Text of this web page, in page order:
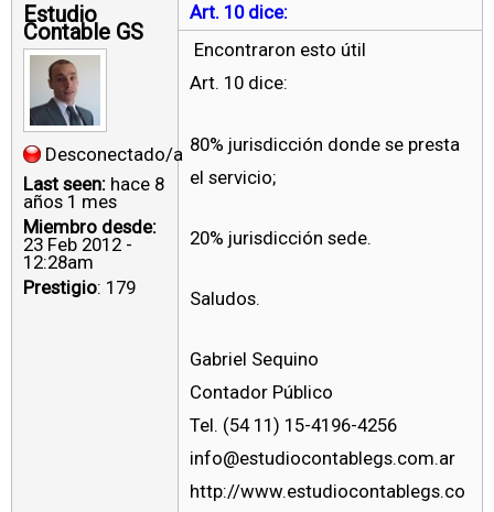
Estudio
Contable GS
Desconectado/a
Last seen: hace 8
años 1 mes
Miembro desde:
23 Feb 2012 -
12:28am
Prestigio: 179
Art. 10 dice:
Encontraron esto útil
Art. 10 dice:
80% jurisdicción donde se presta
el servicio;
20% jurisdicción sede.
Saludos.
Gabriel Sequino
Contador Público
Tel. (54 11) 15-4196-4256
info@estudiocontablegs.com.ar
http://www.estudiocontablegs.co